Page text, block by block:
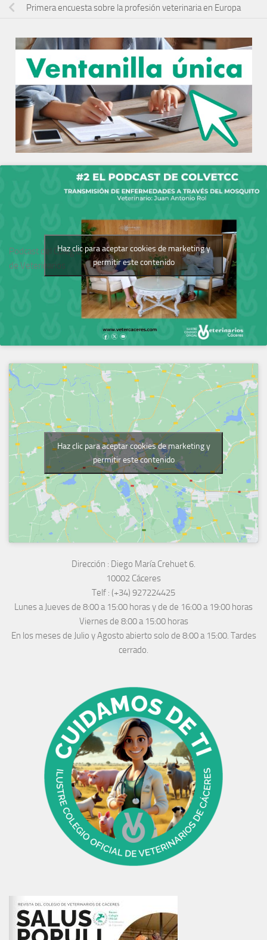
Primera encuesta sobre la profesión veterinaria en Europa
Podcast del Colegio
de Veterinarios
Haz clic para aceptar cookies de marketing y
permitir este contenido
Haz clic para aceptar cookies de marketing y
permitir este contenido
Dirección : Diego María Crehuet 6.
10002 Cáceres
Telf : (+34) 927224425
Lunes a Jueves de 8:00 a 15:00 horas y de de 16:00 a 19:00 horas
Viernes de 8:00 a 15:00 horas
En los meses de Julio y Agosto abierto solo de 8:00 a 15:00. Tardes
cerrado.